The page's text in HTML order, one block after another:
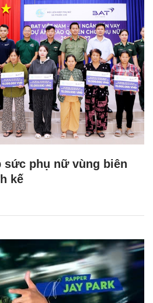
sức phụ nữ vùng biên
kế